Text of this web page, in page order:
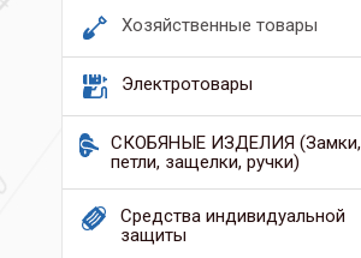
Хозяйственные товары
Электротовары
СКОБЯНЫЕ ИЗДЕЛИЯ (Замки,
петли, защелки, ручки)
Средства индивидуальной
защиты